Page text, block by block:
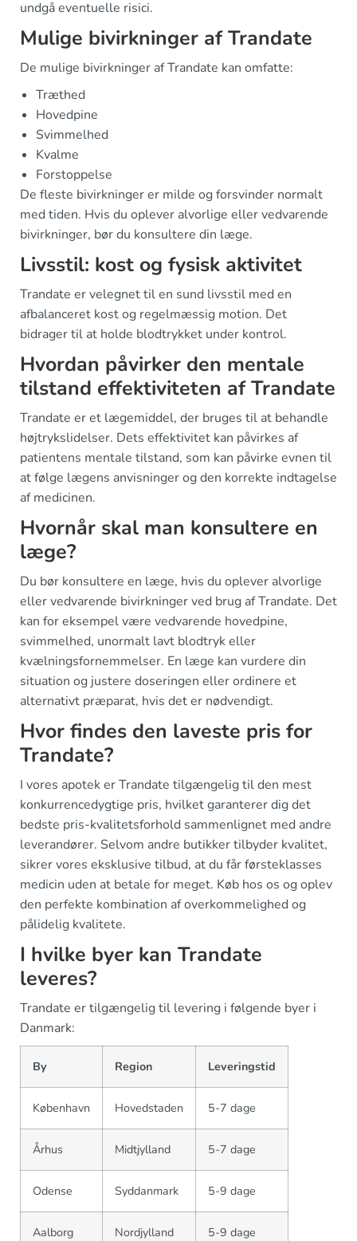
undgå eventuelle risici.
Mulige bivirkninger af Trandate
De mulige bivirkninger af Trandate kan omfatte:
Træthed
Hovedpine
Svimmelhed
Kvalme
Forstoppelse
De fleste bivirkninger er milde og forsvinder normalt
med tiden. Hvis du oplever alvorlige eller vedvarende
bivirkninger, bør du konsultere din læge.
Livsstil: kost og fysisk aktivitet
Trandate er velegnet til en sund livsstil med en
afbalanceret kost og regelmæssig motion. Det
bidrager til at holde blodtrykket under kontrol.
Hvordan påvirker den mentale
tilstand effektiviteten af Trandate
Trandate er et lægemiddel, der bruges til at behandle
højtrykslidelser. Dets effektivitet kan påvirkes af
patientens mentale tilstand, som kan påvirke evnen til
at følge lægens anvisninger og den korrekte indtagelse
af medicinen.
Hvornår skal man konsultere en
læge?
Du bør konsultere en læge, hvis du oplever alvorlige
eller vedvarende bivirkninger ved brug af Trandate. Det
kan for eksempel være vedvarende hovedpine,
svimmelhed, unormalt lavt blodtryk eller
kvælningsfornemmelser. En læge kan vurdere din
situation og justere doseringen eller ordinere et
alternativt præparat, hvis det er nødvendigt.
Hvor findes den laveste pris for
Trandate?
I vores apotek er Trandate tilgængelig til den mest
konkurrencedygtige pris, hvilket garanterer dig det
bedste pris-kvalitetsforhold sammenlignet med andre
leverandører. Selvom andre butikker tilbyder kvalitet,
sikrer vores eksklusive tilbud, at du får førsteklasses
medicin uden at betale for meget. Køb hos os og oplev
den perfekte kombination af overkommelighed og
pålidelig kvalitete.
I hvilke byer kan Trandate
leveres?
Trandate er tilgængelig til levering i følgende byer i
Danmark:
By Region Leveringstid
København Hovedstaden 5-7 dage
Århus Midtjylland 5-7 dage
Odense Syddanmark 5-9 dage
Aalborg Nordjylland 5-9 dage